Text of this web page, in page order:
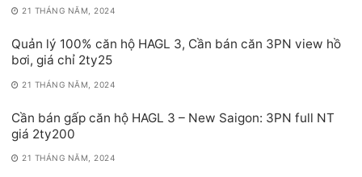
21 THÁNG NĂM, 2024
Quản lý 100% căn hộ HAGL 3, Cần bán căn 3PN view hồ
bơi, giá chỉ 2ty25
21 THÁNG NĂM, 2024
Cần bán gấp căn hộ HAGL 3 – New Saigon: 3PN full NT
giá 2ty200
21 THÁNG NĂM, 2024